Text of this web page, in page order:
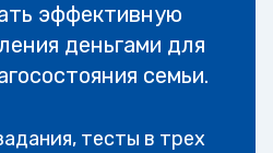
эффективную
деньгами для
семьи.
тесты в трех